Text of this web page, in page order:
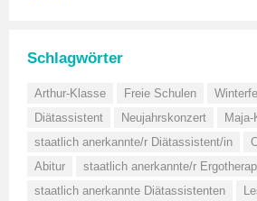
Schlagwörter
Arthur-Klasse Freie Schulen
Diätassistent
Neujahrskonzert
staatlich anerkannte/r Diätassistent/in
Abitur
staatlich anerkannte/r
staatlich anerkannte Diätassistenten